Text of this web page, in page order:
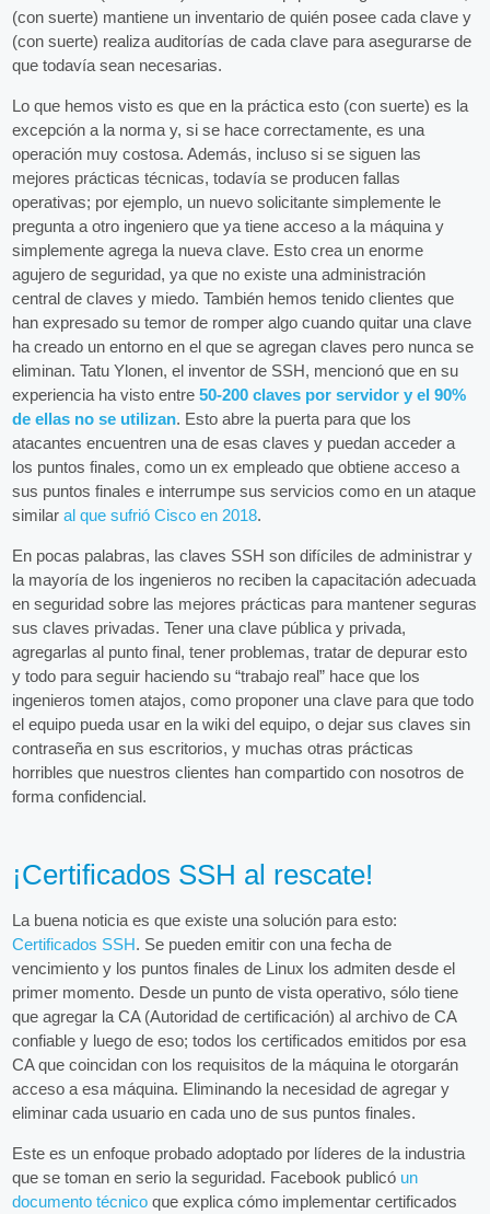
(con suerte) mantiene un inventario de quién posee cada clave y
(con suerte) realiza auditorías de cada clave para asegurarse de
que todavía sean necesarias.
Lo que hemos visto es que en la práctica esto (con suerte) es la
excepción a la norma y, si se hace correctamente, es una
operación muy costosa. Además, incluso si se siguen las
mejores prácticas técnicas, todavía se producen fallas
operativas; por ejemplo, un nuevo solicitante simplemente le
pregunta a otro ingeniero que ya tiene acceso a la máquina y
simplemente agrega la nueva clave. Esto crea un enorme
agujero de seguridad, ya que no existe una administración
central de claves y miedo. También hemos tenido clientes que
han expresado su temor de romper algo cuando quitar una clave
ha creado un entorno en el que se agregan claves pero nunca se
eliminan. Tatu Ylonen, el inventor de SSH, mencionó que en su
experiencia ha visto entre50-200 claves por servidor y el 90%
de ellas no se utilizan. Esto abre la puerta para que los
atacantes encuentren una de esas claves y puedan acceder a
los puntos finales, como un ex empleado que obtiene acceso a
sus puntos finales e interrumpe sus servicios como en un ataque
similaral que sufrió Cisco en 2018.
En pocas palabras, las claves SSH son difíciles de administrar y
la mayoría de los ingenieros no reciben la capacitación adecuada
en seguridad sobre las mejores prácticas para mantener seguras
sus claves privadas. Tener una clave pública y privada,
agregarlas al punto final, tener problemas, tratar de depurar esto
y todo para seguir haciendo su “trabajo real” hace que los
ingenieros tomen atajos, como proponer una clave para que todo
el equipo pueda usar en la wiki del equipo, o dejar sus claves sin
contraseña en sus escritorios, y muchas otras prácticas
horribles que nuestros clientes han compartido con nosotros de
forma confidencial.
¡Certificados SSH al rescate!
La buena noticia es que existe una solución para esto:
Certificados SSH. Se pueden emitir con una fecha de
vencimiento y los puntos finales de Linux los admiten desde el
primer momento. Desde un punto de vista operativo, sólo tiene
que agregar la CA (Autoridad de certificación) al archivo de CA
confiable y luego de eso; todos los certificados emitidos por esa
CA que coincidan con los requisitos de la máquina le otorgarán
acceso a esa máquina. Eliminando la necesidad de agregar y
eliminar cada usuario en cada uno de sus puntos finales.
Este es un enfoque probado adoptado por líderes de la industria
que se toman en serio la seguridad. Facebook publicó un
documento técnico que explica cómo implementar certificados